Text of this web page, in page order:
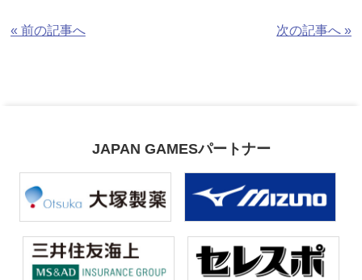
« 前の記事へ 次の記事へ »
JAPAN GAMESパートナー